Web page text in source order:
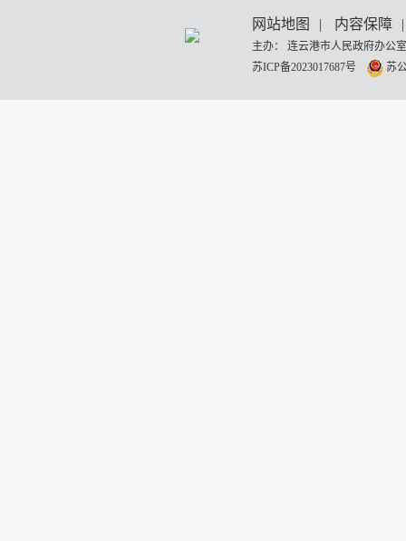
网站地图 | 内容保障 |
主办： 连云港市人民政府办
苏ICP备2023017687号
苏